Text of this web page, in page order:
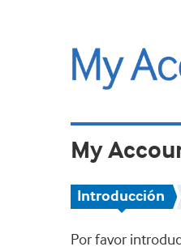
My
Introducción
Por favor